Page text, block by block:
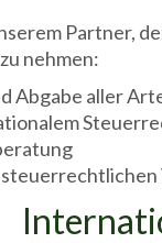
Partner,
nehmen:
Abgabe aller